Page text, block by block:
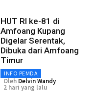
HUT RI ke-81 di
Amfoang Kupang
Digelar Serentak,
Dibuka dari Amfoang
Timur
INFO PEMDA
Oleh Delvin Wandy
2 hari yang lalu